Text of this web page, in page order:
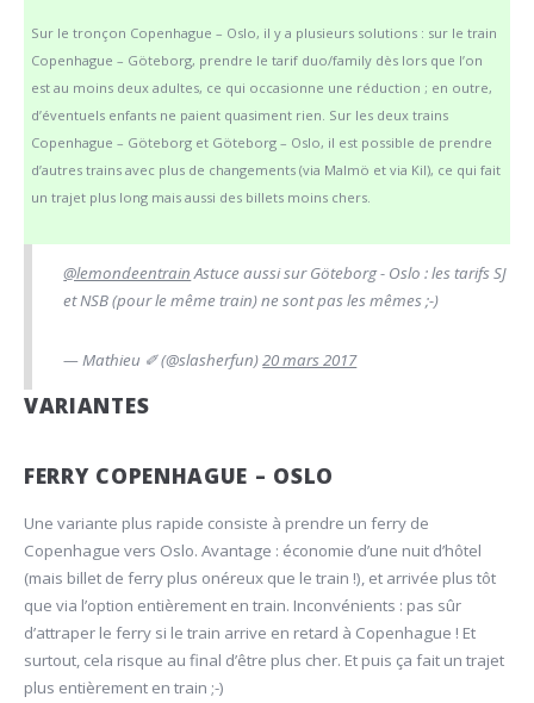
Sur le tronçon Copenhague – Oslo, il y a plusieurs solutions : sur le train
Copenhague – Göteborg, prendre le tarif duo/family dès lors que l’on
est au moins deux adultes, ce qui occasionne une réduction ; en outre,
d’éventuels enfants ne paient quasiment rien. Sur les deux trains
Copenhague – Göteborg et Göteborg – Oslo, il est possible de prendre
d’autres trains avec plus de changements (via Malmö et via Kil), ce qui fait
un trajet plus long mais aussi des billets moins chers.
@lemondeentrainAstuce aussi sur Göteborg - Oslo : les tarifs SJ
et NSB (pour le même train) ne sont pas les mêmes ;-)
— Mathieu ✐ (@slasherfun) 20 mars 2017
VARIANTES
FERRY COPENHAGUE – OSLO
Une variante plus rapide consiste à prendre un ferry de
Copenhague vers Oslo. Avantage : économie d’une nuit d’hôtel
(mais billet de ferry plus onéreux que le train !), et arrivée plus tôt
que via l’option entièrement en train. Inconvénients : pas sûr
d’attraper le ferry si le train arrive en retard à Copenhague ! Et
surtout, cela risque au final d’être plus cher. Et puis ça fait un trajet
plus entièrement en train ;-)